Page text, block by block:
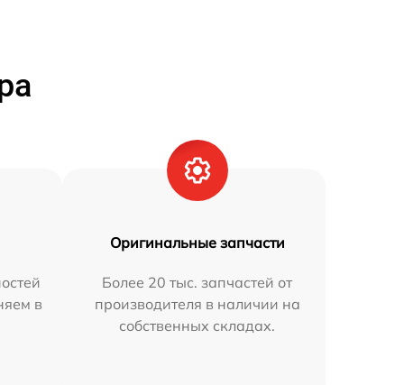
в
Оригинальные запчасти
Более 20 тыс. запчастей от
производителя в наличии на
собственных складах.